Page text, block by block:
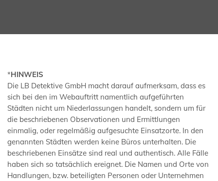
*HINWEIS
Die LB Detektive GmbH macht darauf aufmerksam, dass es
sich bei den im Webauftritt namentlich aufgeführten
Städten nicht um Niederlassungen handelt, sondern um für
die beschriebenen Observationen und Ermittlungen
einmalig, oder regelmäßig aufgesuchte Einsatzorte. In den
genannten Städten werden keine Büros unterhalten. Die
beschriebenen Einsätze sind real und authentisch. Alle Fälle
haben sich so tatsächlich ereignet. Die Namen und Orte von
Handlungen, bzw. beteiligten Personen oder Unternehmen